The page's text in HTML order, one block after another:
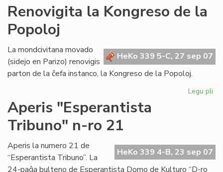
Renovigita la Kongreso de la
Popoloj
HeKo 339 5-C, 27 sep 07
La mondcivitana movado
(sidejo en Parizo) renovigis
parton de la ĉefa instanco, la Kongreso de la Popoloj.
Legu pli
la
Aperis "Esperantista
Tribuno" n-ro 21
HeKo 339 4-B, 23 sep 07
Aperis la numero 21 de
“Esperantista Tribuno”. La
24-paĝa bulteno de Esperantista Domo de Kulturo “D-ro